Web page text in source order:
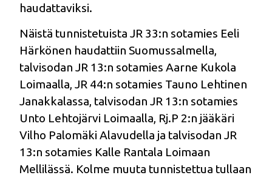
haudattaviksi.
Näistä tunnistetuista JR 33:n sotamies Eeli
Härkönen haudattiin Suomussalmella,
talvisodan JR 13:n sotamies Aarne Kukola
Loimaalla, JR 44:n sotamies Tauno Lehtinen
Janakkalassa, talvisodan JR 13:n sotamies
Unto Lehtojärvi Loimaalla, Rj.P 2:n jääkäri
Vilho Palomäki Alavudella ja talvisodan JR
13:n sotamies Kalle Rantala Loimaan
Mellilässä. Kolme muuta tunnistettua tullaan